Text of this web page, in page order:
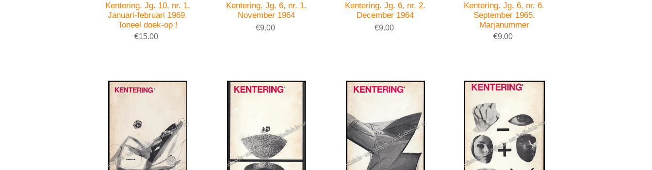
Kentering. Jg. 10, nr. 1.
Januari-februari 1969.
Toneel doek-op !
€15.00
Kentering. Jg. 6, nr. 1.
November 1964
€9.00
Kentering. Jg. 6, nr. 2.
December 1964
€9.00
Kentering. Jg. 6, nr. 6.
September 1965.
Marjanummer
€9.00